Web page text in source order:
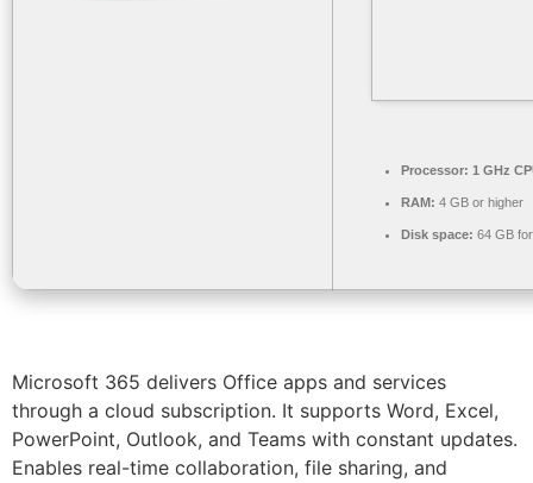
Processor: 1 GHz
RAM: 4 GB or higher
Disk space: 64 GB
Microsoft 365 delivers Office apps and services
through a cloud subscription. It supports Word, Excel,
PowerPoint, Outlook, and Teams with constant updates.
Enables real-time collaboration, file sharing, and